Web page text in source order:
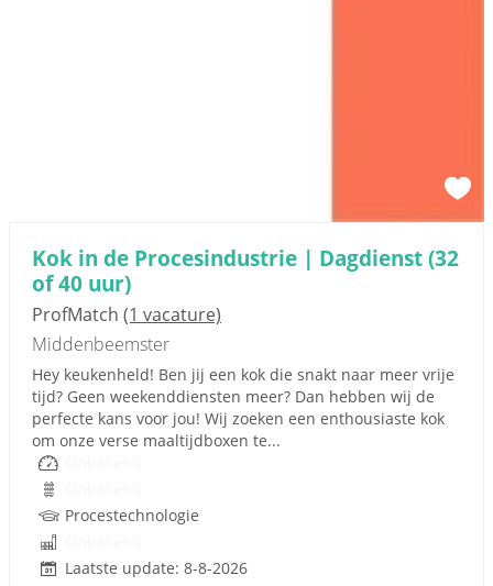
Kok in de Procesindustrie | Dagdienst (32
of 40 uur)
ProfMatch (1 vacature)
Middenbeemster
Hey keukenheld! Ben jij een kok die snakt naar meer vrije
tijd? Geen weekenddiensten meer? Dan hebben wij de
perfecte kans voor jou! Wij zoeken een enthousiaste kok
om onze verse maaltijdboxen te...
Procestechnologie
Laatste update: 8-8-2026